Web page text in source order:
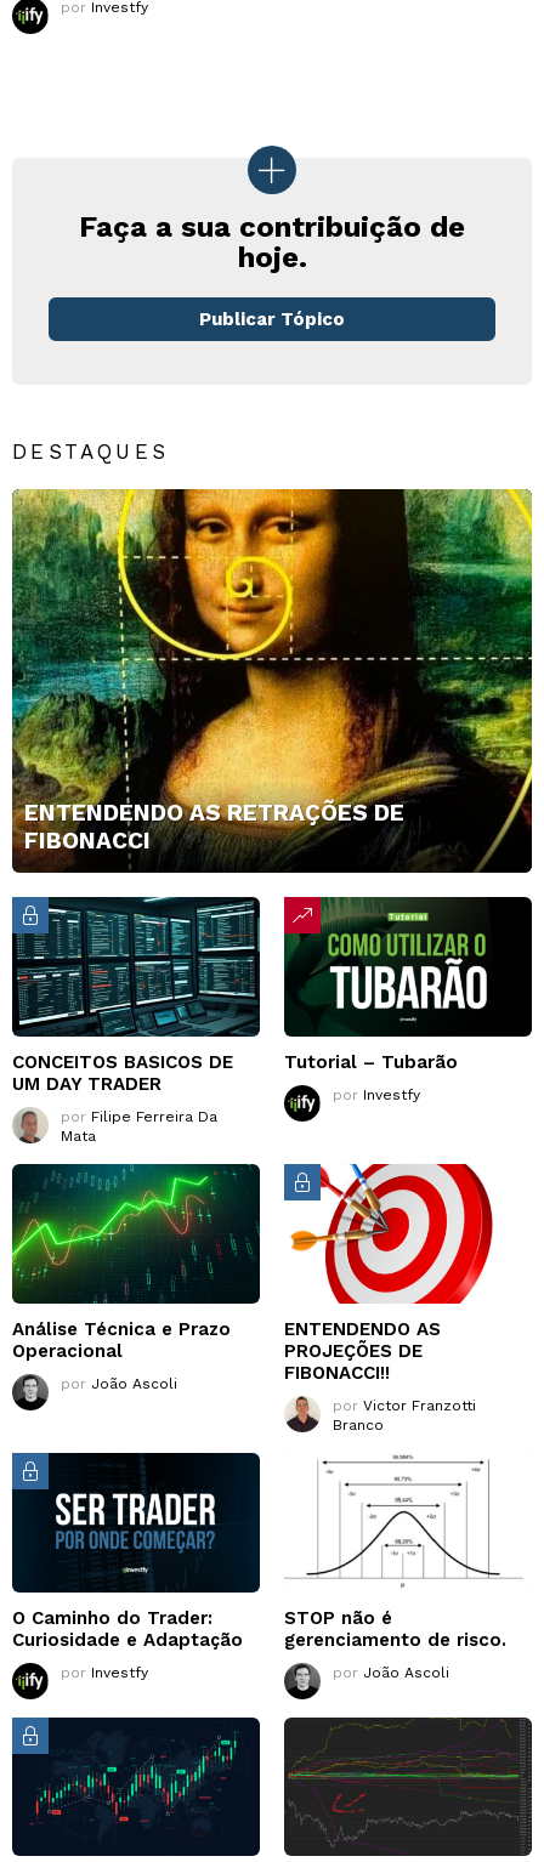
por Investfy
Faça a sua contribuição de
hoje.
Publicar Tópico
DESTAQUES
ENTENDENDO AS RETRAÇÕES DE
FIBONACCI
CONCEITOS BASICOS DE
UM DAY TRADER
por Filipe Ferreira Da
Mata
Tutorial – Tubarão
por Investfy
Análise Técnica e Prazo
Operacional
por João Ascoli
ENTENDENDO AS
PROJEÇÕES DE
FIBONACCI!!
por Victor Franzotti
Branco
O Caminho do Trader:
Curiosidade e Adaptação
por Investfy
STOP não é
gerenciamento de risco.
por João Ascoli